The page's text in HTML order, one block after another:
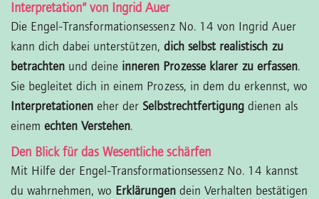
Interpretation“ von Ingrid Auer
Die Engel-Transformationsessenz No. 14 von Ingrid Auer
kann dich dabei unterstützen, dich selbst realistisch zu
betrachten und deine inneren Prozesse klarer zu erfassen.
Sie begleitet dich in einem Prozess, in dem du erkennst, wo
Interpretationen eher der Selbstrechtfertigung dienen als
einem echten Verstehen.
Den Blick für das Wesentliche schärfen
Mit Hilfe der Engel-Transformationsessenz No. 14 kannst
du wahrnehmen, wo Erklärungen dein Verhalten bestätigen